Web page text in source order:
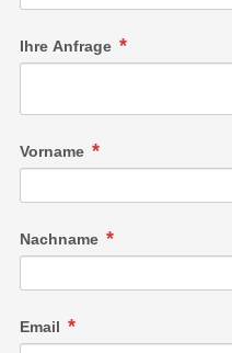
Ihre Anfrage
Vorname
Nachname
Email